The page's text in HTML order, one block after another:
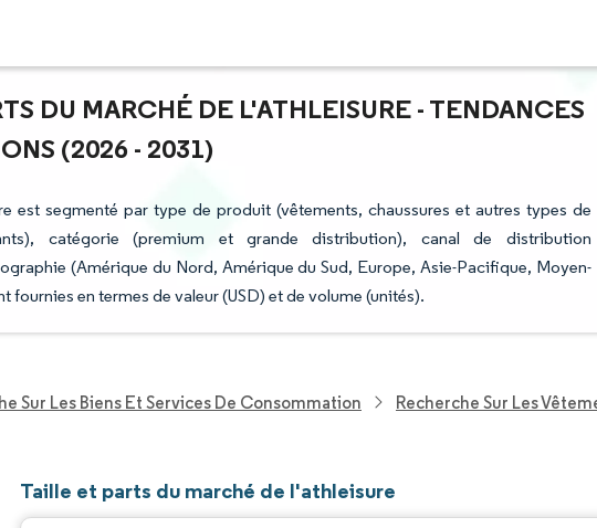
DU MARCHÉ DE L'ATHLEISURE - TENDANCES
(2026 - 2031)
est segmenté par type de produit (vêtements, chaussures et autres types de
catégorie (premium et grande distribution), canal de distribution
(Amérique du Nord, Amérique du Sud, Europe, Asie-Pacifique, Moyen-
en termes de valeur (USD) et de volume (unités).
Sur Les Biens Et Services De Consommation Recherche Sur Les
Taille et parts du marché de l'athleisure